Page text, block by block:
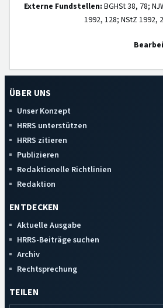
Externe Fundstellen: BGHSt 38, 78;
1992, 128; NStZ 1992,
ÜBER UNS
Unser Konzept
HRRS unterstützen
HRRS zitieren
Publizieren
Redaktionelle Richtlinien
Redaktion
ENTDECKEN
Aktuelle Ausgabe
HRRS-Beiträge suchen
Archiv
Rechtsprechung
TEILEN